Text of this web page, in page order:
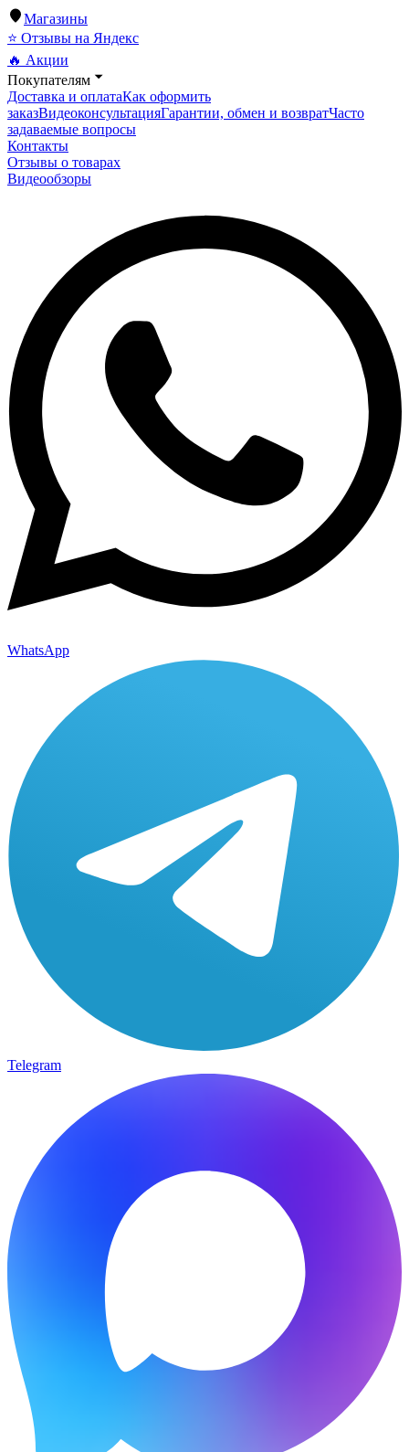
Магазины
⭐ Отзывы на Яндекс
🔥 Акции
Покупателям
Доставка и оплатаКак оформить
заказВидеоконсультацияГарантии, обмен и возвратЧасто
задаваемые вопросы
Контакты
Отзывы о товарах
Видеообзоры
WhatsApp
Telegram